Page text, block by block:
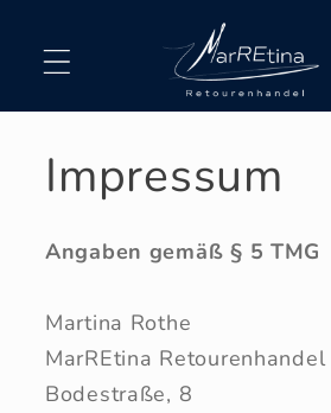
Inhalt
Impressum
Angaben gemäß § 5 TMG
Martina Rothe
MarREtina Retourenhandel
Bodestraße, 8